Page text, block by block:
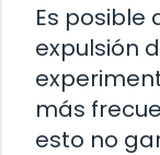
Es posible
expulsión
más
esto no